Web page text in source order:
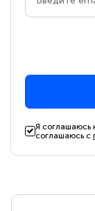
Я соглашаюсь
соглашаюсь с